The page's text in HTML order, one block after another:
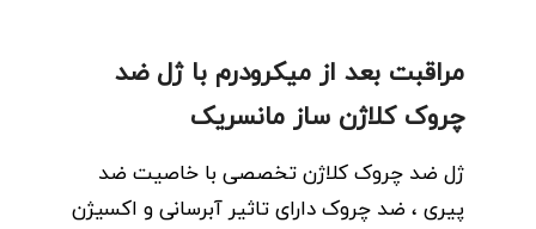
مراقبت بعد از میکرودرم با ژل ضد
چروک کلاژن ساز مانسریک
ژل ضد چروک کلاژن تخصصی با خاصیت ضد
پیری ، ضد چروک دارای تاثیر آبرسانی و اکسیژن